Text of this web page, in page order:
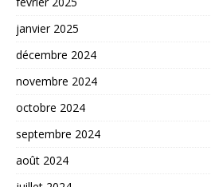
janvier 2025
décembre 2024
novembre 2024
octobre 2024
septembre 2024
août 2024